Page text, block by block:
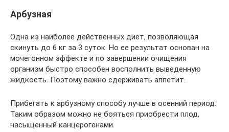
Арбузная
Одна из наиболее действенных диет, позволяющая
скинуть до 6 кг за 3 суток. Но ее результат основан на
мочегонном эффекте и по завершении очищения
организм быстро способен восполнить выведенную
жидкость. Поэтому важно сдерживать аппетит.
Прибегать к арбузному способу лучше в осенний период.
Таким образом можно не бояться приобрести плод,
насыщенный канцерогенами.